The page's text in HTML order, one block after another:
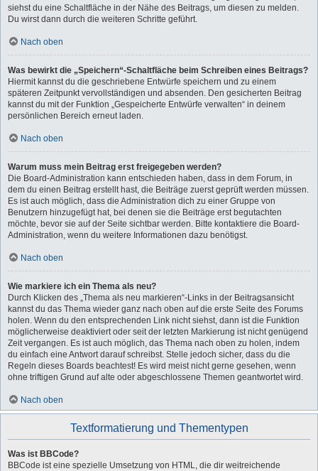
siehst du eine Schaltfläche in der Nähe des Beitrags, um diesen zu melden.
Du wirst dann durch die weiteren Schritte geführt.
Nach oben
Was bewirkt die „Speichern“-Schaltfläche beim Schreiben eines Beitrags?
Hiermit kannst du die geschriebene Entwürfe speichern und zu einem
späteren Zeitpunkt vervollständigen und absenden. Den gesicherten Beitrag
kannst du mit der Funktion „Gespeicherte Entwürfe verwalten“ in deinem
persönlichen Bereich erneut laden.
Nach oben
Warum muss mein Beitrag erst freigegeben werden?
Die Board-Administration kann entschieden haben, dass in dem Forum, in
dem du einen Beitrag erstellt hast, die Beiträge zuerst geprüft werden müssen.
Es ist auch möglich, dass die Administration dich zu einer Gruppe von
Benutzern hinzugefügt hat, bei denen sie die Beiträge erst begutachten
möchte, bevor sie auf der Seite sichtbar werden. Bitte kontaktiere die Board-
Administration, wenn du weitere Informationen dazu benötigst.
Nach oben
Wie markiere ich ein Thema als neu?
Durch Klicken des „Thema als neu markieren“-Links in der Beitragsansicht
kannst du das Thema wieder ganz nach oben auf die erste Seite des Forums
holen. Wenn du den entsprechenden Link nicht siehst, dann ist die Funktion
möglicherweise deaktiviert oder seit der letzten Markierung ist nicht genügend
Zeit vergangen. Es ist auch möglich, das Thema nach oben zu holen, indem
du einfach eine Antwort darauf schreibst. Stelle jedoch sicher, dass du die
Regeln dieses Boards beachtest! Es wird meist nicht gerne gesehen, wenn
ohne triftigen Grund auf alte oder abgeschlossene Themen geantwortet wird.
Nach oben
Textformatierung und Thementypen
Was ist BBCode?
BBCode ist eine spezielle Umsetzung von HTML, die dir weitreichende